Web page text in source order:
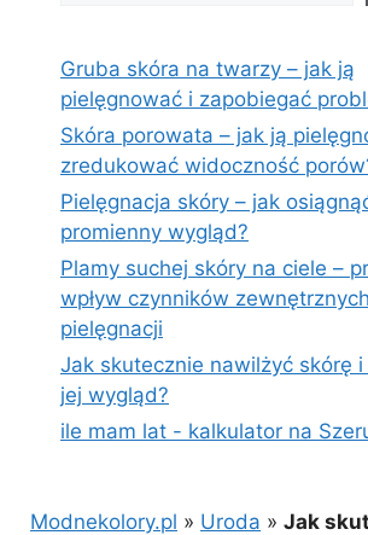
Gruba skóra na twarzy – jak ją
pielęgnować i zapobiegać
Skóra porowata – jak ją
zredukować widoczność
Pielęgnacja skóry – jak
promienny wygląd?
Plamy suchej skóry na ciele –
wpływ czynników
pielęgnacji
Jak skutecznie nawilżyć skórę
jej wygląd?
ile mam lat - kalkulator na
Modnekolory.pl » Uroda » Jak